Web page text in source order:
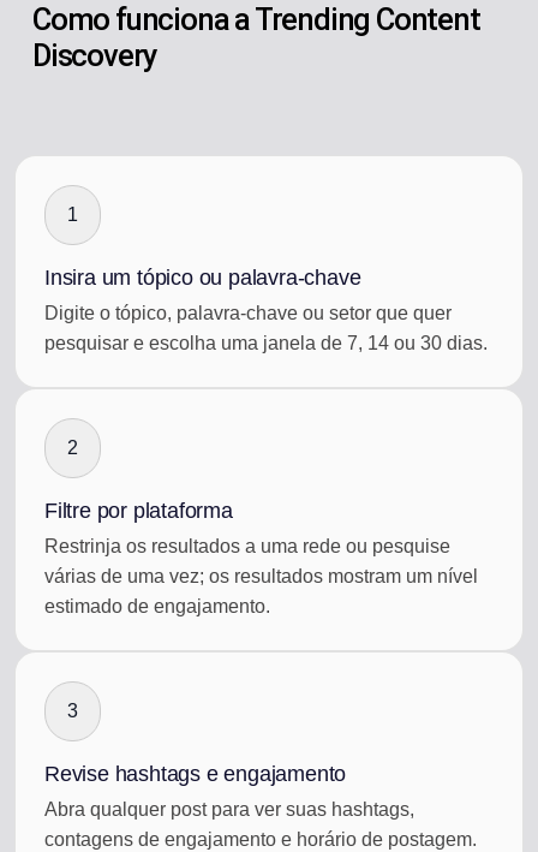
Como funciona a Trending Content
Discovery
1
Insira um tópico ou palavra-chave
Digite o tópico, palavra-chave ou setor que quer
pesquisar e escolha uma janela de 7, 14 ou 30 dias.
2
Filtre por plataforma
Restrinja os resultados a uma rede ou pesquise
várias de uma vez; os resultados mostram um nível
estimado de engajamento.
3
Revise hashtags e engajamento
Abra qualquer post para ver suas hashtags,
contagens de engajamento e horário de postagem.